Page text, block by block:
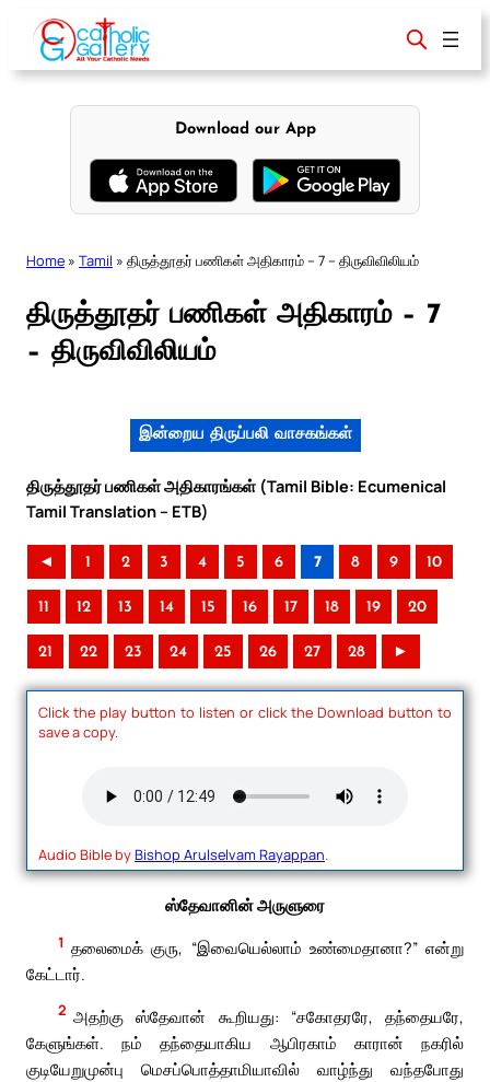
content
Download our App
Home » Tamil » திருத்தூதர் பணிகள் அதிகாரம் – 7 – திருவிவிலியம்
திருத்தூதர் பணிகள் அதிகாரம் – 7
– திருவிவிலியம்
இன்றைய திருப்பலி வாசகங்கள்
திருத்தூதர் பணிகள் அதிகாரங்கள் (Tamil Bible: Ecumenical
Tamil Translation – ETB)
◄ 1 2 3 4 5 6 7 8 9 10
11 12 13 14 15 16 17 18 19 20
21 22 23 24 25 26 27 28 ►
Click the play button to listen or click the Download button to
save a copy.
Audio Bible byBishop Arulselvam Rayappan.
ஸ்தேவானின் அருளுரை
1 தலைமைக் குரு, “இவையெல்லாம் உண்மைதானா?” என்று
கேட்டார்.
2 அதற்கு ஸ்தேவான் கூறியது: “சகோதரரே, தந்தையரே,
கேளுங்கள். நம் தந்தையாகிய ஆபிரகாம் காரான் நகரில்
குடியேறுமுன்பு மெசப்பொத்தாமியாவில் வாழ்ந்து வந்தபோது